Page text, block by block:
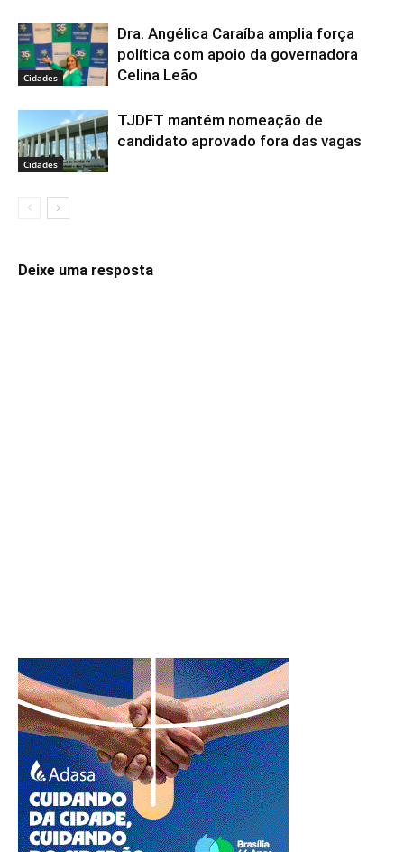
Cidades
Dra. Angélica Caraíba amplia força
política com apoio da governadora
Celina Leão
Cidades
TJDFT mantém nomeação de
candidato aprovado fora das vagas
Deixe uma resposta